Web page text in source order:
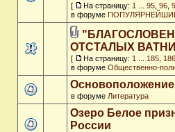
[ На страницу: 1 95 96
в форуме
ОТСТАЛЫХ
[ На страницу: 1 185 186
в форуме Общественно-
в форуме Литература
Озеро Белое
России